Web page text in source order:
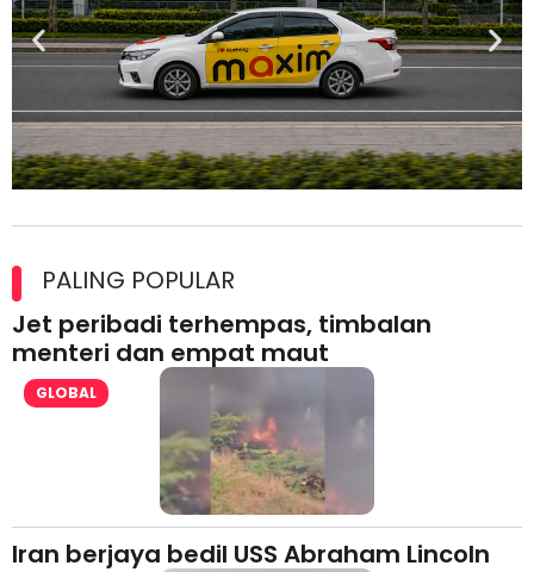
lesen separuh pertama 2026
PALING POPULAR
Jet peribadi terhempas, timbalan
menteri dan empat maut
GLOBAL
Iran berjaya bedil USS Abraham Lincoln